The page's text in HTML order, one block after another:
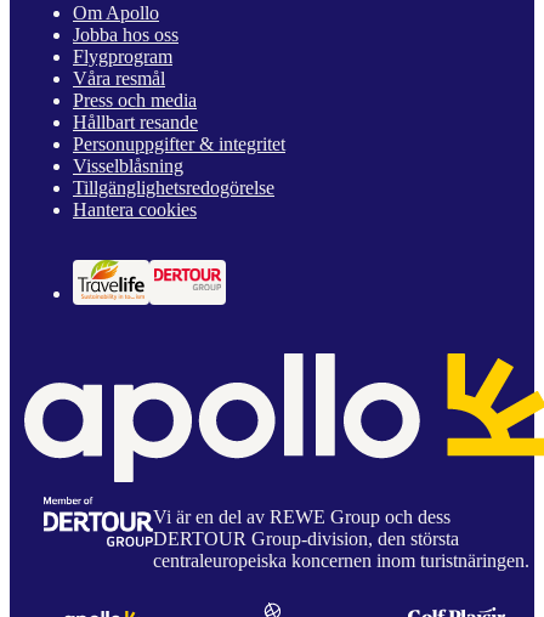
Om Apollo
Jobba hos oss
Flygprogram
Våra resmål
Press och media
Hållbart resande
Personuppgifter & integritet
Visselblåsning
Tillgänglighetsredogörelse
Hantera cookies
Vi är en del av REWE Group och dess
DERTOUR Group-division, den största
centraleuropeiska koncernen inom turistnäringen.